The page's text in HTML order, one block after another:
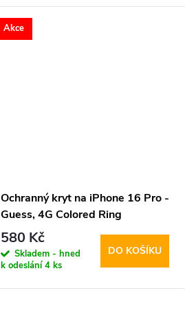
Akce
Ochranný kryt na iPhone 16 Pro -
Guess, 4G Colored Ring
MagSafe Black
580 Kč
Skladem - hned
k odeslání4 ks
DO KOŠÍKU